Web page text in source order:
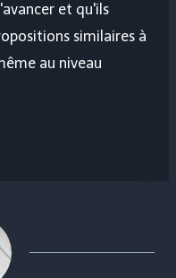
et qu'ils
similaires à
au niveau